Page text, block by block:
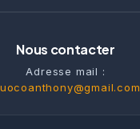
Nous contacter
Adresse mail :